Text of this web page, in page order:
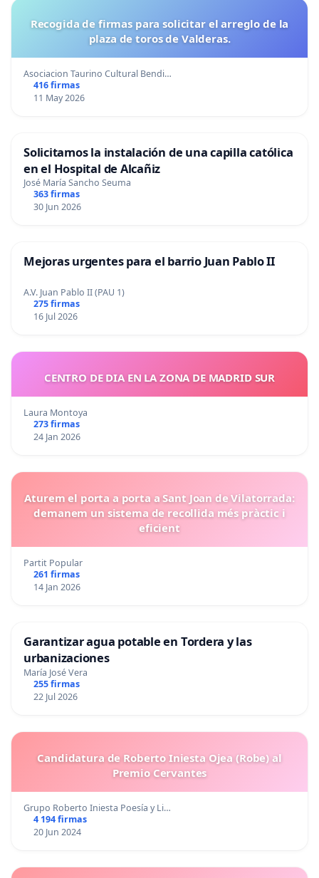
Recogida de firmas para solicitar el arreglo de la
plaza de toros de Valderas.
Asociacion Taurino Cultural Bendi…
416 firmas
11 May 2026
Solicitamos la instalación de una capilla católica
en el Hospital de Alcañiz
José María Sancho Seuma
363 firmas
30 Jun 2026
Mejoras urgentes para el barrio Juan Pablo II
A.V. Juan Pablo II (PAU 1)
275 firmas
16 Jul 2026
CENTRO DE DIA EN LA ZONA DE MADRID SUR
Laura Montoya
273 firmas
24 Jan 2026
Aturem el porta a porta a Sant Joan de Vilatorrada:
demanem un sistema de recollida més pràctic i
eficient
Partit Popular
261 firmas
14 Jan 2026
Garantizar agua potable en Tordera y las
urbanizaciones
María José Vera
255 firmas
22 Jul 2026
Candidatura de Roberto Iniesta Ojea (Robe) al
Premio Cervantes
Grupo Roberto Iniesta Poesía y Li…
4 194 firmas
20 Jun 2024